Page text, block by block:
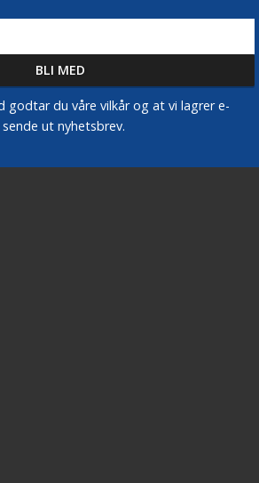
godtar du våre vilkår og at vi lagrer e-
ut nyhetsbrev.